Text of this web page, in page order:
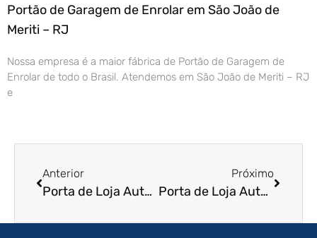
Portão de Garagem de Enrolar em São João de
Meriti – RJ
Nossa empresa é a maior fábrica de Portão de Garagem de
Enrolar de todo o Brasil. Atendemos em São João de Meriti – RJ
e
Anterior
Porta de Loja Automatica em Olinda – PE
Próximo
Porta de Loja Automatica em Cascavel – PR